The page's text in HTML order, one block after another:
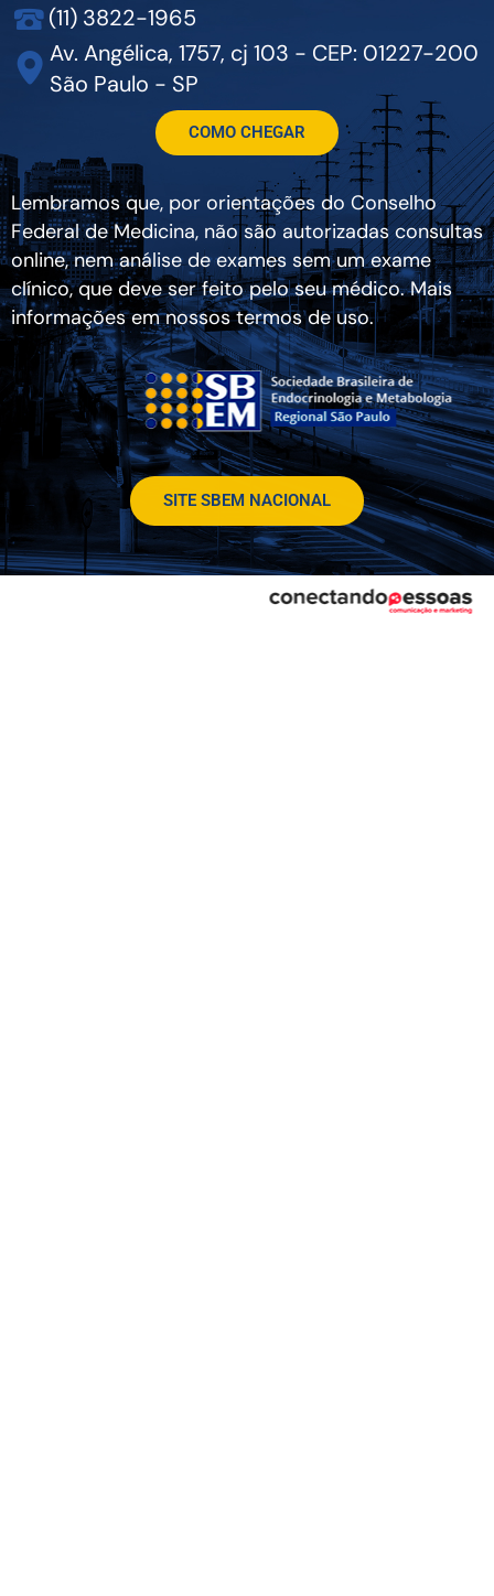
(11) 3822-1965
Av. Angélica, 1757, cj 103 - CEP: 01227-200
São Paulo - SP
COMO CHEGAR
Lembramos que, por orientações do Conselho
Federal de Medicina, não são autorizadas consultas
online, nem análise de exames sem um exame
clínico, que deve ser feito pelo seu médico. Mais
informações em nossos termos de uso.
SITE SBEM NACIONAL